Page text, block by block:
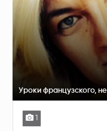
Уроки французского,
1